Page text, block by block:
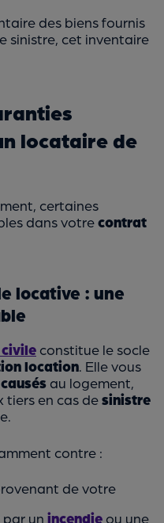
des biens fournis
sinistre, cet inventaire
locataire de
certaines
dans votrecontrat
locative : une
constitue le socle
location . Elle vous
au logement,
tiers en cas desinistre
contre :
de votre
un incendie ou une